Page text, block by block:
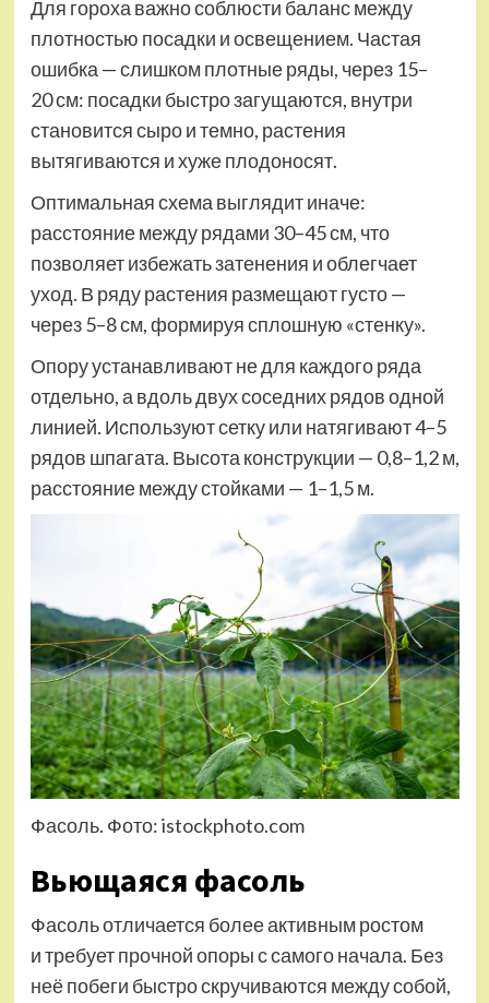
Для гороха важно соблюсти баланс между
плотностью посадки и освещением. Частая
ошибка — слишком плотные ряды, через 15–
20 см: посадки быстро загущаются, внутри
становится сыро и темно, растения
вытягиваются и хуже плодоносят.
Оптимальная схема выглядит иначе:
расстояние между рядами 30–45 см, что
позволяет избежать затенения и облегчает
уход. В ряду растения размещают густо —
через 5–8 см, формируя сплошную «стенку».
Опору устанавливают не для каждого ряда
отдельно, а вдоль двух соседних рядов одной
линией. Используют сетку или натягивают 4–5
рядов шпагата. Высота конструкции — 0,8–1,2 м,
расстояние между стойками — 1–1,5 м.
Фасоль. Фото: istockphoto.com
Вьющаяся фасоль
Фасоль отличается более активным ростом
и требует прочной опоры с самого начала. Без
неё побеги быстро скручиваются между собой,